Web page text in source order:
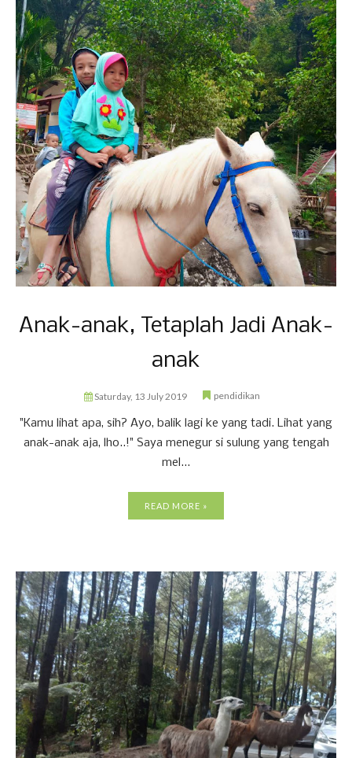
Anak-anak, Tetaplah Jadi Anak-
anak
Saturday, 13 July 2019 pendidikan
"Kamu lihat apa, sih? Ayo, balik lagi ke yang tadi. Lihat yang
anak-anak aja, lho..!" Saya menegur si sulung yang tengah
mel...
READ MORE »